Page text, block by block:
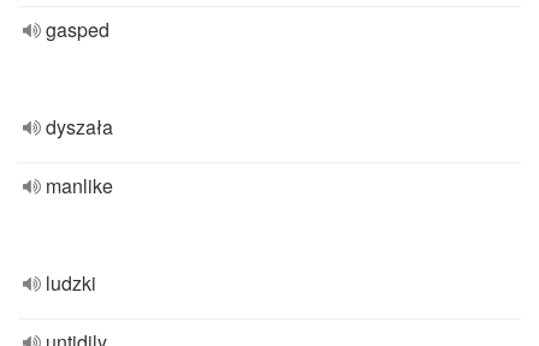
gasped
dyszała
manlike
ludzki